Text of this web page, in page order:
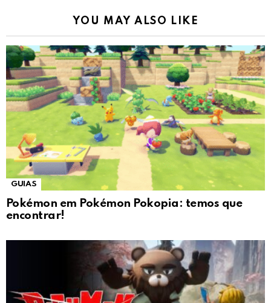
YOU MAY ALSO LIKE
GUIAS
Pokémon em Pokémon Pokopia: temos que
encontrar!